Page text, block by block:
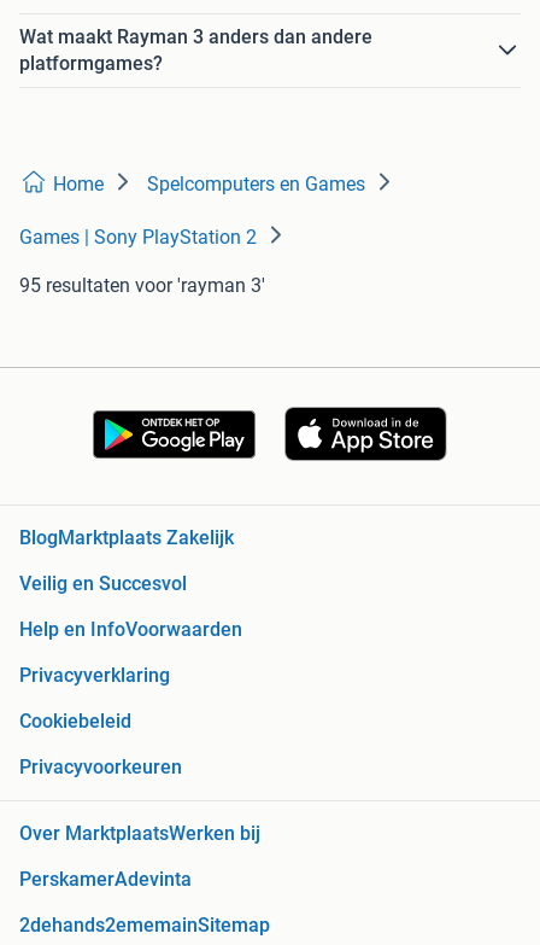
Wat maakt Rayman 3 anders dan andere
platformgames?
Home Spelcomputers en Games
Games | Sony PlayStation 2
95 resultaten voor 'rayman 3'
Blog Marktplaats Zakelijk
Veilig en Succesvol
Help en InfoVoorwaarden
Privacyverklaring
Cookiebeleid
Privacyvoorkeuren
Over MarktplaatsWerken bij
PerskamerAdevinta
2dehands2ememainSitemap